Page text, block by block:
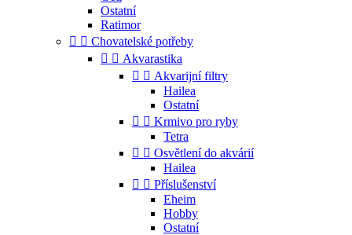
Ostatní
Ratimor
  Chovatelské potřeby
  Akvarastika
  Akvarijní filtry
Hailea
Ostatní
  Krmivo pro ryby
Tetra
  Osvětlení do akvárií
Hailea
  Příslušenství
Eheim
Hobby
Ostatní